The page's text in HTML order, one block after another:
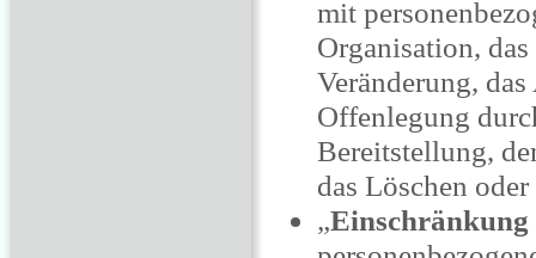
mit
Organisation,
Veränderung,
Offenlegung
Bereitstellung,
das Löschen
„